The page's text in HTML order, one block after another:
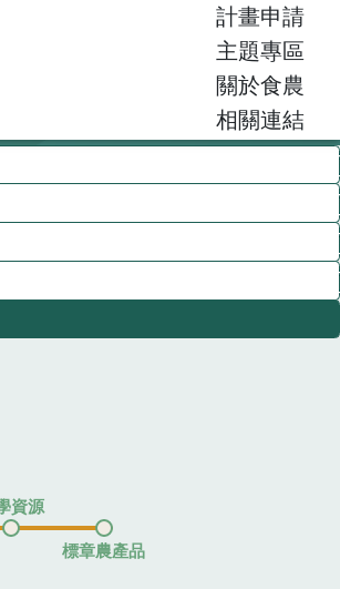
計畫申請
主題專區
關於食農
相關連結
資源
標章農產品